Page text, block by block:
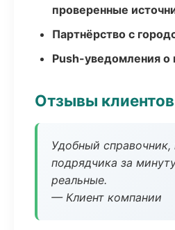
проверенные
Партнёрство с
Push-уведомления
Отзывы клиентов
Удобный справочник,
подрядчика за
реальные.
— Клиент компании